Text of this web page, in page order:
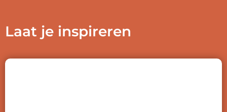
Laat je inspireren